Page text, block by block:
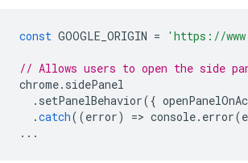
const GOOGLE_ORIGIN = 'https://
// Allows users to open the side
chrome. sidePanel
. setPanelBehavior({
.catch((error) => console. error(
...